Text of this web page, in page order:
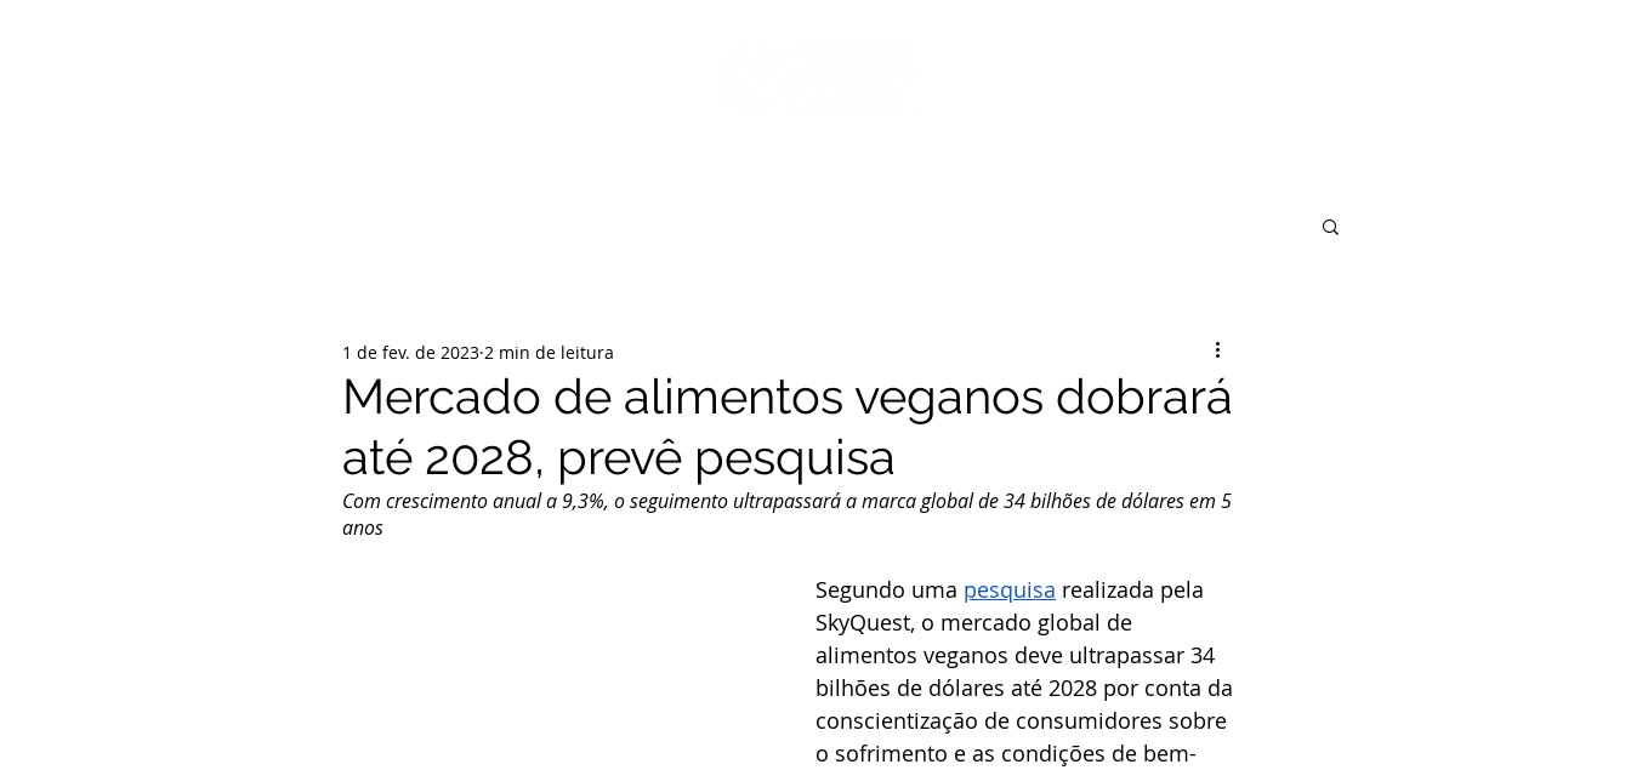
Mercado de alimentos veganos dobrará
até 2028, prevê pesquisa
1 de fev. de 2023 2 min de leitura
Com crescimento anual a 9,3%, o seguimento ultrapassará a marca global de 34 bilhões de dólares em 5
anos
Segundo uma pesquisa realizada pela
SkyQuest, o mercado global de
alimentos veganos deve ultrapassar 34
bilhões de dólares até 2028 por conta da
conscientização de consumidores sobre
o sofrimento e as condições de bem-